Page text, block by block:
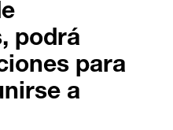
podrá
para
a